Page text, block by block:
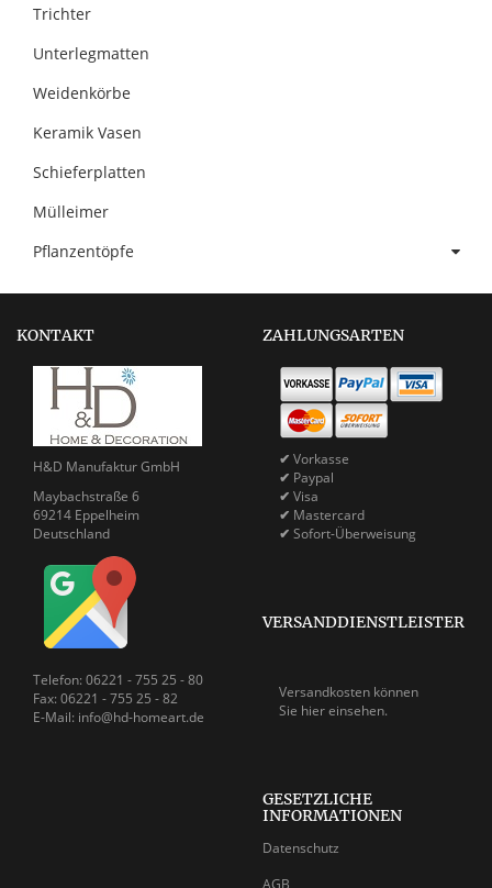
Trichter
Unterlegmatten
Weidenkörbe
Keramik Vasen
Schieferplatten
Mülleimer
Pflanzentöpfe
KONTAKT
H&D Manufaktur GmbH
Maybachstraße 6
69214 Eppelheim
Deutschland
Telefon: 06221 - 755 25 - 80
Fax: 06221 - 755 25 - 82
E-Mail: info@hd-homeart.de
ZAHLUNGSARTEN
✔ Vorkasse
✔ Paypal
✔ Visa
✔ Mastercard
✔ Sofort-Überweisung
VERSANDDIENSTLEISTER
Versandkosten können
Sie hier einsehen.
GESETZLICHE
INFORMATIONEN
Datenschutz
AGB